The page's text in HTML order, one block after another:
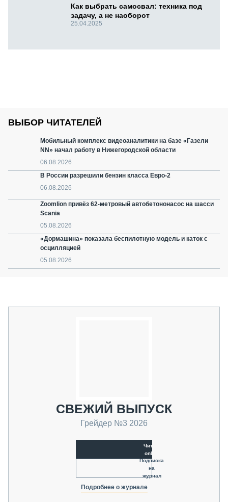
Как выбрать самосвал: техника под
задачу, а не наоборот
25.04.2025
ВЫБОР ЧИТАТЕЛЕЙ
Мобильный комплекс видеоаналитики на базе «Газели
NN» начал работу в Нижегородской области
06.08.2026
В России разрешили бензин класса Евро-2
06.08.2026
Zoomlion привёз 62-метровый автобетононасос на шасси
Scania
05.08.2026
«Дормашина» показала беспилотную модель и каток с
осцилляцией
05.08.2026
СВЕЖИЙ ВЫПУСК
Грейдер №3 2026
Читать
online
Подписка
на
журнал
Подробнее о журнале